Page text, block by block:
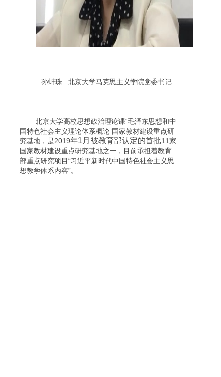
孙蚌珠 北京大学马克思主义学院党委书记
北京大学高校思想政治理论课“毛泽东思想和中
国特色社会主义理论体系概论”国家教材建设重点研
究基地，是2019年1 月被教育部认定的首批11家
国家教材建设重点研究基地之一，目前承担着教育
部重点研究项目“习近平新时代中国特色社会主义思
想教学体系内容”。